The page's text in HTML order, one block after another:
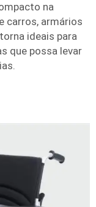
na
carros, armários
ideais para
que possa levar